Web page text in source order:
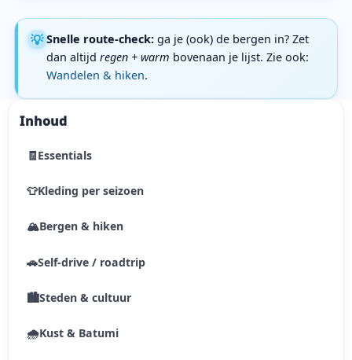
💡 Snelle route-check:ga je (ook) de bergen in? Zet
dan altijd regen + warm bovenaan je lijst. Zie ook:
Wandelen & hiken.
Inhoud
🧾Essentials
👕Kleding per seizoen
🏔Bergen & hiken
🚗Self-drive / roadtrip
🏙Steden & cultuur
🌧Kust & Batumi